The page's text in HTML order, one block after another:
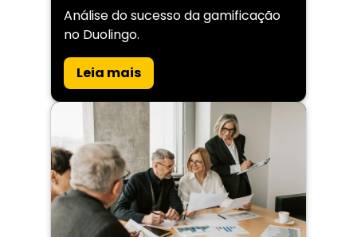
Análise do sucesso da gamificação
no Duolingo.
Leia mais